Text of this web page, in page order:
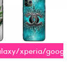
xperia/